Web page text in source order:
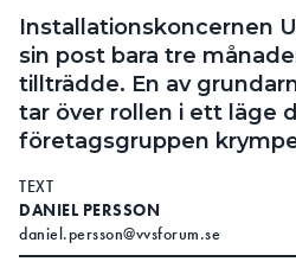
Lediga jobb
Annonsera
Läs E-tidningen
Om tidningen
Kontakt
Personuppgifter
Installationskoncernen
sin post bara tre
tillträdde. En av
tar över rollen i ett läge
företagsgruppen
TEXT
DANIEL PERSSON
daniel.persson@vvsforum.se